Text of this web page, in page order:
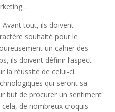
Avant tout, ils doivent
souhaité pour le
un cahier des
ils doivent définir l’aspect
la réussite de celui-ci.
qui seront sa
but de procurer un sentiment
de nombreux croquis